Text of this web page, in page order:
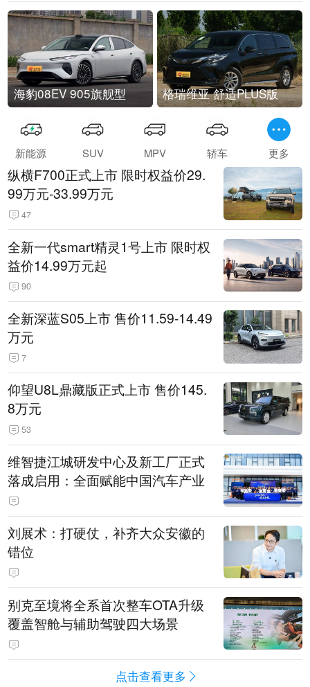
海豹08EV 905旗舰型 格瑞维亚 舒适PLUS版
新能源 SUV MPV 轿车 更多
纵横F700正式上市 限时权益价29.
99万元-33.99万元
47
全新一代smart精灵1号上市 限时权
益价14.99万元起
90
全新深蓝S05上市 售价11.59-14.49
万元
7
仰望U8L鼎藏版正式上市 售价145.
8万元
53
维智捷江城研发中心及新工厂正式
落成启用：全面赋能中国汽车产业
刘展术：打硬仗，补齐大众安徽的
错位
别克至境将全系首次整车OTA升级
覆盖智舱与辅助驾驶四大场景
点击查看更多